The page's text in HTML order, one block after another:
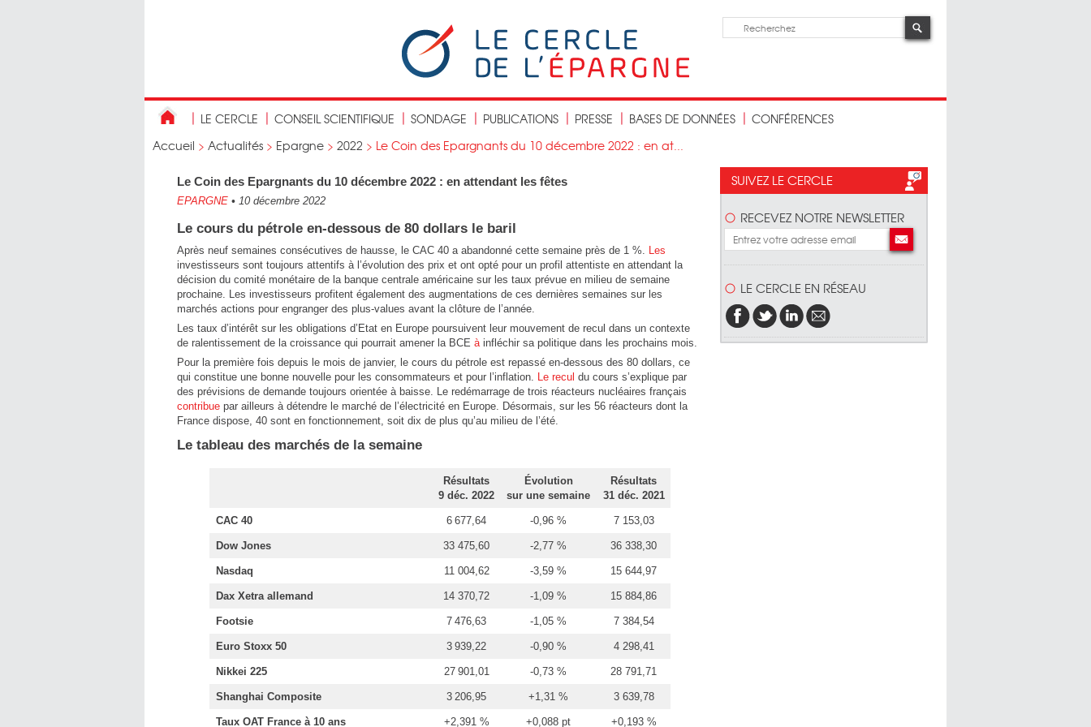
LE CERCLE CONSEIL SCIENTIFIQUE SONDAGE PUBLICATIONS PRESSE BASES DE DONNÉES
CONFÉRENCES
Accueil > Actualités > Epargne > 2022 > Le Coin des Epargnants du 10 décembre 2022 : en at...
Le Coin des Epargnants du 10 décembre 2022 : en attendant les fêtes
EPARGNE • 10 décembre 2022
Le cours du pétrole en-dessous de 80 dollars le baril
Après neuf semaines consécutives de hausse, le CAC 40 a abandonné cette semaine près de 1 %. Les
investisseurs sont toujours attentifs à l’évolution des prix et ont opté pour un profil attentiste en attendant la
décision du comité monétaire de la banque centrale américaine sur les taux prévue en milieu de semaine
prochaine. Les investisseurs profitent également des augmentations de ces dernières semaines sur les
marchés actions pour engranger des plus-values avant la clôture de l’année.
Les taux d’intérêt sur les obligations d’Etat en Europe poursuivent leur mouvement de recul dans un contexte
de ralentissement de la croissance qui pourrait amener la BCE àinfléchir sa politique dans les prochains mois.
Pour la première fois depuis le mois de janvier, le cours du pétrole est repassé en-dessous des 80 dollars, ce
qui constitue une bonne nouvelle pour les consommateurs et pour l’inflation. Le recul du cours s’explique par
des prévisions de demande toujours orientée à baisse. Le redémarrage de trois réacteurs nucléaires français
contribue par ailleurs à détendre le marché de l’électricité en Europe. Désormais, sur les 56 réacteurs dont la
France dispose, 40 sont en fonctionnement, soit dix de plus qu’au milieu de l’été.
Le tableau des marchés de la semaine
Résultats
9 déc. 2022
Évolution
sur une semaine
Résultats
31 déc. 2021
CAC 40 6 677,64 -0,96 % 7 153,03
Dow Jones 33 475,60 -2,77 % 36 338,30
Nasdaq 11 004,62 -3,59 % 15 644,97
Dax Xetra allemand 14 370,72 -1,09 % 15 884,86
Footsie 7 476,63 -1,05 % 7 384,54
Euro Stoxx 50 3 939,22 -0,90 % 4 298,41
Nikkei 225 27 901,01 -0,73 % 28 791,71
Shanghai Composite 3 206,95 +1,31 % 3 639,78
Taux OAT France à 10 ans +2,391 % +0,088 pt +0,193 %
SUIVEZ LE CERCLE
RECEVEZ NOTRE NEWSLETTER
LE CERCLE EN RÉSEAU